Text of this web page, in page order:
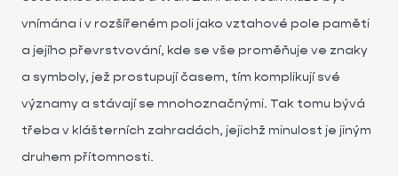
vnímána i v rozšířeném poli jako vztahové pole paměti
a jejího převrstvování, kde se vše proměňuje ve znaky
a symboly, jež prostupují časem, tím komplikují své
významy a stávají se mnohoznačnými. Tak tomu bývá
třeba v klášterních zahradách, jejichž minulost je jiným
druhem přítomnosti.